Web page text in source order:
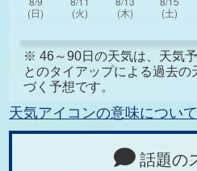
※ 46～90日の天気は、天気
とのタイアップによる過去
づく予想です。
天気アイコンの意味について
話題の